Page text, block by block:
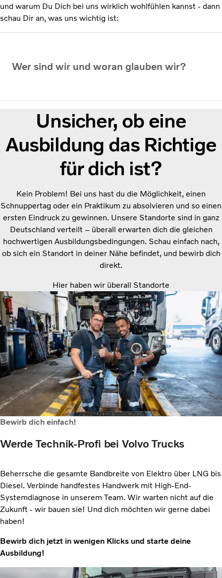
und warum Du Dich bei uns wirklich wohlfühlen kannst - dann
schau Dir an, was uns wichtig ist:
Wer sind wir und woran glauben wir?
Unsicher, ob eine
Ausbildung das Richtige
für dich ist?
Kein Problem! Bei uns hast du die Möglichkeit, einen
Schnuppertag oder ein Praktikum zu absolvieren und so einen
ersten Eindruck zu gewinnen. Unsere Standorte sind in ganz
Deutschland verteilt – überall erwarten dich die gleichen
hochwertigen Ausbildungsbedingungen. Schau einfach nach,
ob sich ein Standort in deiner Nähe befindet, und bewirb dich
direkt.
Hier haben wir überall Standorte
Bewirb dich einfach!
Werde Technik-Profi bei Volvo Trucks
Beherrsche die gesamte Bandbreite von Elektro über LNG bis
Diesel. Verbinde handfestes Handwerk mit High-End-
Systemdiagnose in unserem Team. Wir warten nicht auf die
Zukunft - wir bauen sie! Und dich möchten wir gerne dabei
haben!
Bewirb dich jetzt in wenigen Klicks und starte deine
Ausbildung!